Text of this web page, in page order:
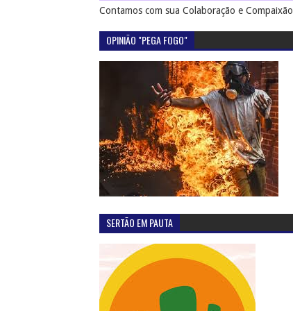
Contamos com sua Colaboração e Compaixão
OPINIÃO "PEGA FOGO"
SERTÃO EM PAUTA